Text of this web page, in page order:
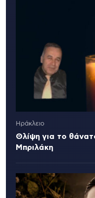
Ηράκλειο
Θλίψη για το
Μπριλάκη